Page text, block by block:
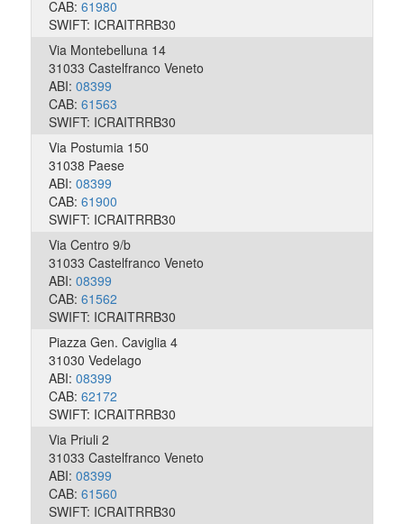
CAB: 61980
SWIFT: ICRAITRRB30
Via Montebelluna 14
31033 Castelfranco Veneto
ABI: 08399
CAB: 61563
SWIFT: ICRAITRRB30
Via Postumia 150
31038 Paese
ABI: 08399
CAB: 61900
SWIFT: ICRAITRRB30
Via Centro 9/b
31033 Castelfranco Veneto
ABI: 08399
CAB: 61562
SWIFT: ICRAITRRB30
Piazza Gen. Caviglia 4
31030 Vedelago
ABI: 08399
CAB: 62172
SWIFT: ICRAITRRB30
Via Priuli 2
31033 Castelfranco Veneto
ABI: 08399
CAB: 61560
SWIFT: ICRAITRRB30